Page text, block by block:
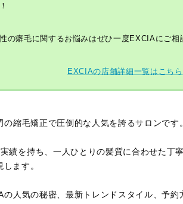
の癖毛に関するお悩みはぜひ一度EXCIAにご相
EXCIAの店舗詳細一覧はこちら
の縮毛矯正で圧倒的な人気を誇るサロンです。
績を持ち、一人ひとりの髪質に合わせた丁
ます。
の人気の秘密、最新トレンドスタイル、予約